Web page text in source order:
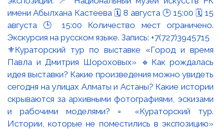
⚜️Кураторский тур по выставке «Город и время
Павла и Дмитрия Шороховых» 🔹Как рождалась
идея выставки? Какие произведения можно увидеть
сегодня на улицах Алматы и Астаны? Какие истории
скрываются за архивными фотографиями, эскизами
и рабочими моделями? ▫️ «Кураторский тур.
Истории, которые не поместились в экспозицию»